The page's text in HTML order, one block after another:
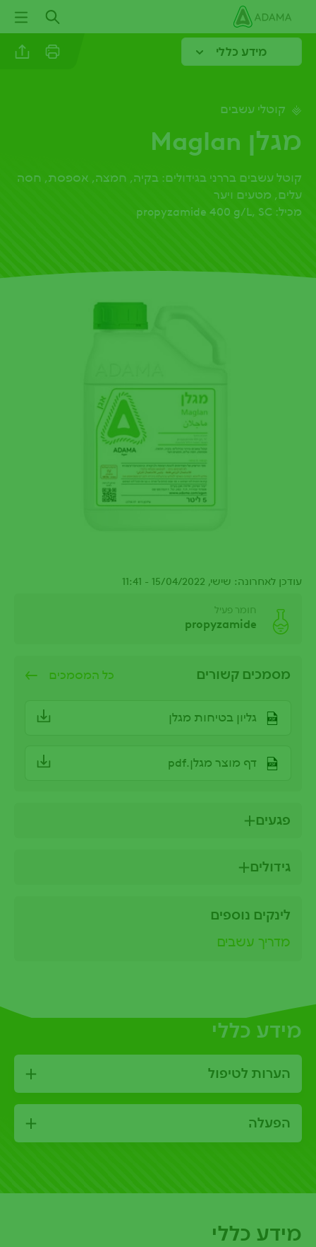
לתוכן
העיקרי
מידע כללי
Facebook
קוטלי עשבים
מגלן Maglan
קוטל עשבים בררני בגידולים: בקיה, חמצה, אספסת, חסה
עלים, מטעים ויער
מכיל: propyzamide 400 g/L, SC
עודכן לאחרונה: שישי, 15/04/2022 - 11:41
מידע כללי
חומר פעיל
propyzamide
מסמכים קשורים כל המסמכים
גליון בטיחות מגלן
דף מוצר מגלן.pdf
פגעים
גידולים
לינקים נוספים
מדריך עשבים
מידע כללי
הערות לטיפול
הפעלה